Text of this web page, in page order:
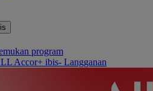
program
Accor+ ibis- Langganan